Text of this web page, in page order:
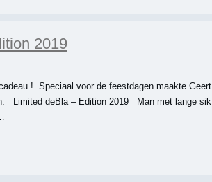
2019
! Speciaal voor de feestdagen maakte Geert
Limited deBla – Edition 2019 Man met lange sik